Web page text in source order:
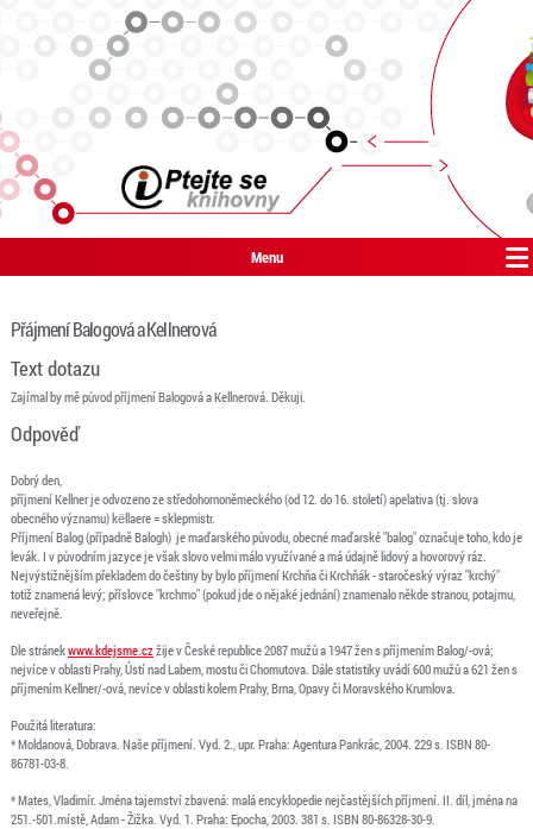
Menu
Přájmení Balogová a Kellnerová
Text dotazu
Zajímal by mě původ příjmení Balogová a Kellnerová. Děkuji.
Odpověď
Dobrý den,
příjmení Kellner je odvozeno ze středohornoněmeckého (od 12. do 16. století) apelativa (tj. slova
obecného významu) këllaere = sklepmistr.
Příjmení Balog (případně Balogh) je maďarského původu, obecné maďarské "balog" označuje toho, kdo je
levák. I v původním jazyce je však slovo velmi málo využívané a má údajně lidový a hovorový ráz.
Nejvýstižnějším překladem do češtiny by bylo příjmení Krchňa či Krchňák - staročeský výraz "krchý"
totiž znamená levý; příslovce "krchmo" (pokud jde o nějaké jednání) znamenalo někde stranou, potajmu,
neveřejně.
Dle stránekwww.kdejsme.czžije v České republice 2087 mužů a 1947 žen s příjmením Balog/-ová;
nejvíce v oblasti Prahy, Ústí nad Labem, mostu či Chomutova. Dále statistiky uvádí 600 mužů a 621 žen s
příjmením Kellner/-ová, nevíce v oblasti kolem Prahy, Brna, Opavy či Moravského Krumlova.
Použitá literatura:
* Moldanová, Dobrava. Naše příjmení. Vyd. 2., upr. Praha: Agentura Pankrác, 2004. 229 s. ISBN 80-
86781-03-8.
* Mates, Vladimír. Jména tajemství zbavená: malá encyklopedie nejčastějších příjmení. II. díl, jména na
251.-501.místě, Adam - Žižka. Vyd. 1. Praha: Epocha, 2003. 381 s. ISBN 80-86328-30-9.